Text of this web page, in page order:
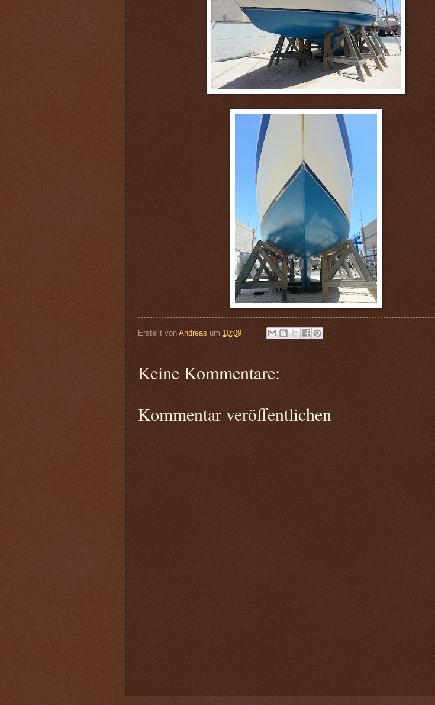
Erstellt von Andreas um 10:09
Keine Kommentare:
Kommentar veröffentlichen